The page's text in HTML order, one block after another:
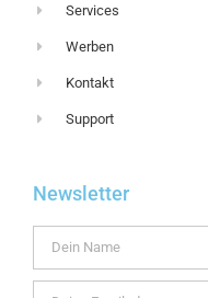
Services
Werben
Kontakt
Support
Newsletter